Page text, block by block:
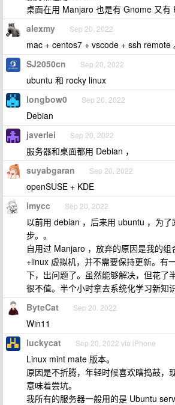
桌面在用 Manjaro 也是有 Gnome 又有
alexmy Sep 20, 2022
mac + centos7 + vscode + ssh remote
SJ2050cn Sep 20, 2022
ubuntu 和 rocky linux
longbow0 Sep 20, 2022
Debian
javerlei Sep 20, 2022
服务器和桌面都用 Debian ，
suyabgaran Sep 20, 2022
openSUSE + KDE
imycc Sep 20, 2022
以前用 debian ，后来用 ubuntu ，为
步。。
自用过 Manjaro ，放弃的原因是我的
+linux 虚拟机，并不需要保持更新。有
下，出问题了。虽然能够解决，但花了
很不值。半个小时拿去系统化学习新知
ByteCat Sep 20, 2022
Win11
luckycat Sep 20, 2022 via iPhone
Linux mint mate 版本。
原因是不折腾，年轻时候喜欢瞎捣鼓，
意味着尝坑。
我所有的服务器一般用的是 Ubuntu